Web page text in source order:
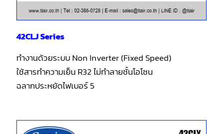
42CLJ Series
ทำงานด้วยระบบ Non Inverter (Fixed Speed)
ใช้สารทำความเย็น R32 ไม่ทำลายชั้นโอโซน
ฉลากประหยัดไฟเบอร์ 5